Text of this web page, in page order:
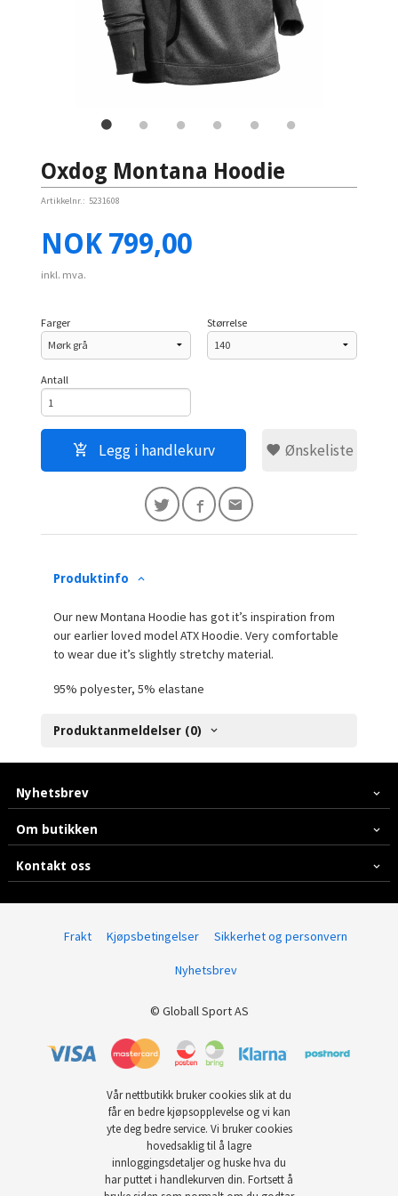
Oxdog Montana Hoodie
Artikkelnr.: 5231608
Pris
NOK 799,00
inkl. mva.
Farger Størrelse
Antall
Legg i handlekurv Ønskeliste
Produktinfo
Our new Montana Hoodie has got it’s inspiration from
our earlier loved model ATX Hoodie. Very comfortable
to wear due it’s slightly stretchy material.
95% polyester, 5% elastane
Produktanmeldelser (0)
Nyhetsbrev
Om butikken
Kontakt oss
Frakt Kjøpsbetingelser Sikkerhet og personvern
Nyhetsbrev
© Globall Sport AS
Vår nettbutikk bruker cookies slik at du
får en bedre kjøpsopplevelse og vi kan
yte deg bedre service. Vi bruker cookies
hovedsaklig til å lagre
innloggingsdetaljer og huske hva du
har puttet i handlekurven din. Fortsett å